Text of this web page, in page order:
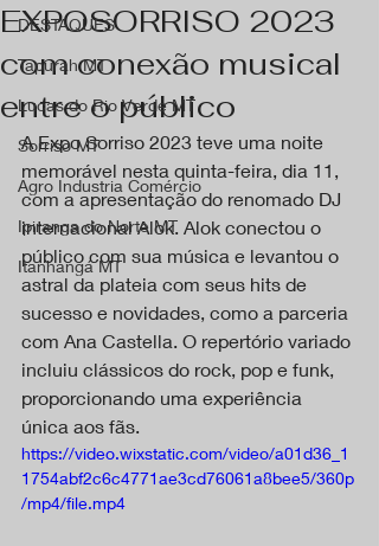
DESTAQUES
Tapurah MT
Lucas do Rio Verde MT
Sorriso MT
Agro Industria Comércio
Ipiranga do Norte MT
Itanhangá MT
EXPOSORRISO 2023
com conexão musical
entre o público
A Expo Sorriso 2023 teve uma noite
memorável nesta quinta-feira, dia 11,
com a apresentação do renomado DJ
internacional Alok. Alok conectou o
público com sua música e levantou o
astral da plateia com seus hits de
sucesso e novidades, como a parceria
com Ana Castella. O repertório variado
incluiu clássicos do rock, pop e funk,
proporcionando uma experiência
única aos fãs.
https://video.wixstatic.com/video/a01d36_1
1754abf2c6c4771ae3cd76061a8bee5/360p
/mp4/file.mp4